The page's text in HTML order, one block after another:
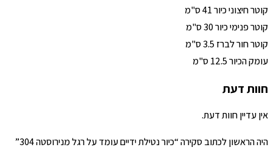
קוטר חיצוני כיור 41 ס"מ
קוטר פנימי כיור 30 ס"מ
קוטר חור לברז 3.5 ס"מ
עומק הכיור 12.5 ס"מ
חוות דעת
אין עדיין חוות דעת.
היה הראשון לכתוב סקירה “כיור נטילת ידיים עומד על רגל מנירוסטה 304”